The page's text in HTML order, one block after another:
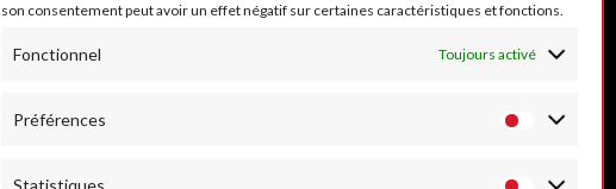
son consentement peut avoir un effet négatif sur certaines caractéristiques et fonctions.
Fonctionnel Toujours activé
Préférences
Statistiques